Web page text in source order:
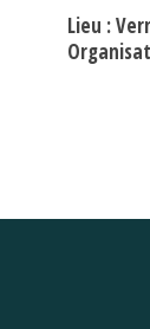
Lieu :